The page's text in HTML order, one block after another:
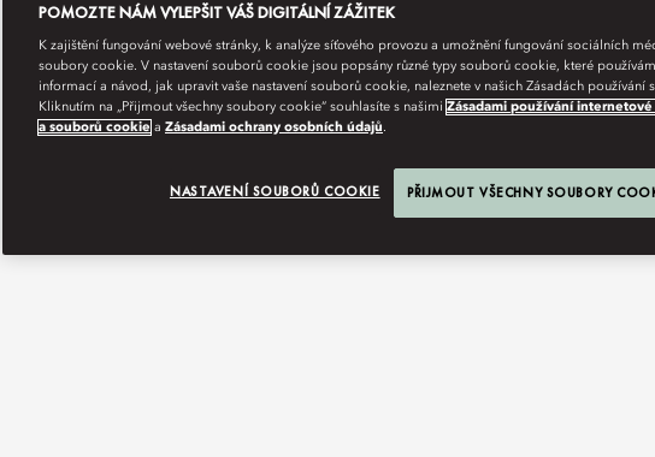
POMOZTE NÁM VYLEPŠIT VÁŠ DIGITÁLNÍ ZÁŽITEK
K zajištění fungování webové stránky, k analýze síťového provozu a umožnění fungování sociálních
soubory cookie. V nastavení souborů cookie jsou popsány různé typy souborů cookie, které
informací a návod, jak upravit vaše nastavení souborů cookie, naleznete v našich Zásadách používání
Kliknutím na „Přijmout všechny soubory cookie“ souhlasíte s našimi Zásadami používání
a souborů cookie a Zásadami ochrany osobních údajů.
NASTAVENÍ SOUBORŮ COOKIE PŘIJMOUT VŠECHNY SOUBORY